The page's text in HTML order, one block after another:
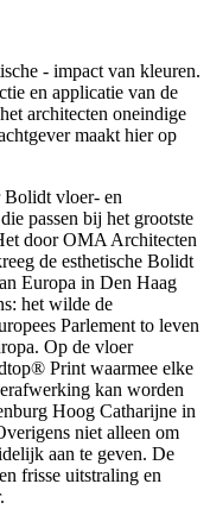
- impact van kleuren.
en applicatie van de
architecten oneindige
maakt hier op
Bolidt vloer- en
passen bij het grootste
door OMA Architecten
de esthetische Bolidt
Europa in Den Haag
het wilde de
Parlement to leven
Op de vloer
Print waarmee elke
kan worden
Hoog Catharijne in
niet alleen om
aan te geven. De
frisse uitstraling en